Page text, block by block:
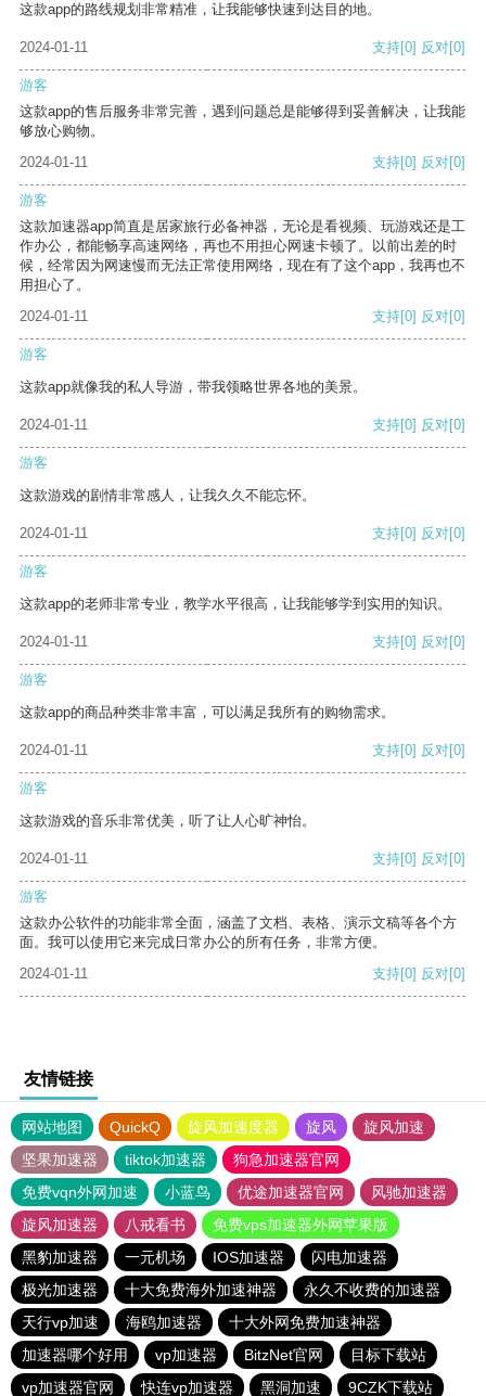
这款app的路线规划非常精准，让我能够快速到达目的地。
2024-01-11 支持[0] 反对[0]
游客
这款app的售后服务非常完善，遇到问题总是能够得到妥善解决，让我能
够放心购物。
2024-01-11
支持[0] 反对[0]
游客
这款加速器app简直是居家旅行必备神器，无论是看视频、玩游戏还是工
作办公，都能畅享高速网络，再也不用担心网速卡顿了。以前出差的时
候，经常因为网速慢而无法正常使用网络，现在有了这个app，我再也不
用担心了。
2024-01-11
支持[0] 反对[0]
游客
这款app就像我的私人导游，带我领略世界各地的美景。
2024-01-11 支持[0] 反对[0]
游客
这款游戏的剧情非常感人，让我久久不能忘怀。
2024-01-11 支持[0] 反对[0]
游客
这款app的老师非常专业，教学水平很高，让我能够学到实用的知识。
2024-01-11 支持[0] 反对[0]
游客
这款app的商品种类非常丰富，可以满足我所有的购物需求。
2024-01-11 支持[0] 反对[0]
游客
这款游戏的音乐非常优美，听了让人心旷神怡。
2024-01-11 支持[0] 反对[0]
游客
这款办公软件的功能非常全面，涵盖了文档、表格、演示文稿等各个方
面。我可以使用它来完成日常办公的所有任务，非常方便。
2024-01-11
支持[0] 反对[0]
友情链接
网站地图 QuickQ 旋风加速度器 旋风
旋风加速
坚果加速器
tiktok加速器
狗急加速器官网
免费vqn外网加速
小蓝鸟 优途加速器官网
风驰加速器
旋风加速器
八戒看书
免费vps加速器外网苹果版
黑豹加速器
一元机场 IOS加速器
闪电加速器
极光加速器
十大免费海外加速神器
永久不收费的加速器
天行vp加速
海鸥加速器
十大外网免费加速神器
加速器哪个好用
vp加速器 BitzNet官网
目标下载站
vp加速器官网
快连vp加速器 黑洞加速 9CZK下载站